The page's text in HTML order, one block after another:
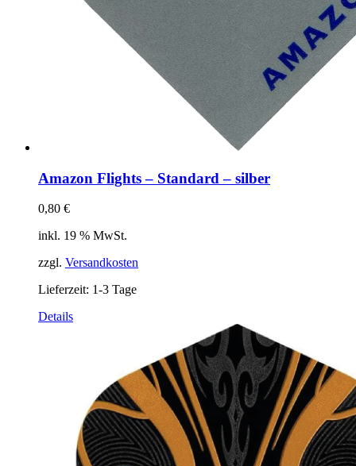
Amazon Flights – Standard – silber
0,80 €
inkl. 19 % MwSt.
zzgl. Versandkosten
Lieferzeit: 1-3 Tage
Details